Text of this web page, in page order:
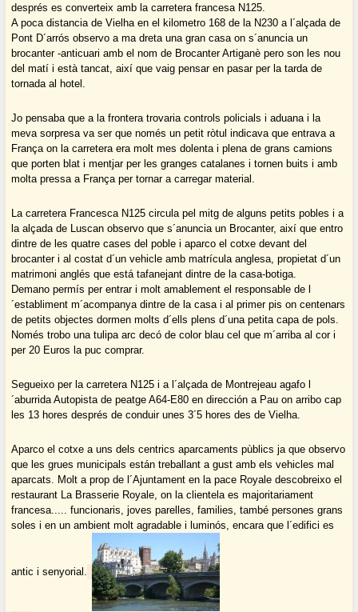
després es converteix amb la carretera francesa N125.
A poca distancia de Vielha en el kilometro 168 de la N230 a l´alçada de
Pont D´arrós observo a ma dreta una gran casa on s´anuncia un
brocanter -anticuari amb el nom de Brocanter Artiganè pero son les nou
del matí i està tancat, així que vaig pensar en pasar per la tarda de
tornada al hotel.
Jo pensaba que a la frontera trovaria controls policials i aduana i la
meva sorpresa va ser que només un petit ròtul indicava que entrava a
França on la carretera era molt mes dolenta i plena de grans camions
que porten blat i mentjar per les granges catalanes i tornen buits i amb
molta pressa a França per tornar a carregar material.
La carretera Francesca N125 circula pel mitg de alguns petits pobles i a
la alçada de Luscan observo que s´anuncia un Brocanter, així que entro
dintre de les quatre cases del poble i aparco el cotxe devant del
brocanter i al costat d´un vehicle amb matrícula anglesa, propietat d´un
matrimoni anglés que está tafanejant dintre de la casa-botiga.
Demano permís per entrar i molt amablement el responsable de l
´establiment m´acompanya dintre de la casa i al primer pis on centenars
de petits objectes dormen molts d´ells plens d´una petita capa de pols.
Només trobo una tulipa arc decó de color blau cel que m´arriba al cor i
per 20 Euros la puc comprar.
Segueixo per la carretera N125 i a l´alçada de Montrejeau agafo l
´aburrida Autopista de peatge A64-E80 en dirección a Pau on arribo cap
les 13 hores després de conduir unes 3´5 hores des de Vielha.
Aparco el cotxe a uns dels centrics aparcaments pùblics ja que observo
que les grues municipals están treballant a gust amb els vehicles mal
aparcats. Molt a prop de l´Ajuntament en la pace Royale descobreixo el
restaurant La Brasserie Royale, on la clientela es majoritariament
francesa..... funcionaris, joves parelles, families, també persones grans
soles i en un ambient molt agradable i luminós, encara que l´edifici es
antic i senyorial.